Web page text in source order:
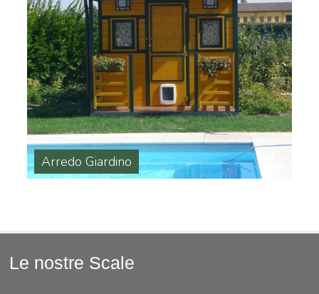
Arredo Giardino
Le nostre Scale